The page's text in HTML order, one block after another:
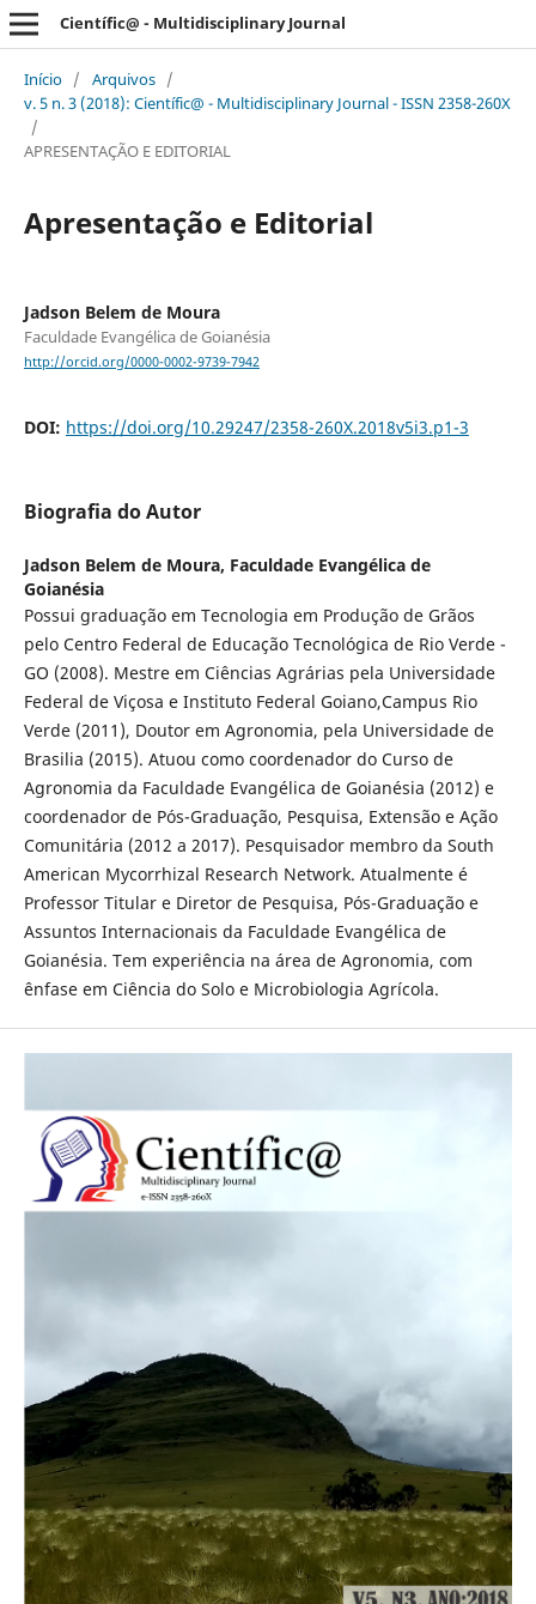
Científic@ - Multidisciplinary Journal
Início / Arquivos /
v. 5 n. 3 (2018): Científic@ - Multidisciplinary Journal - ISSN 2358-260X
/
APRESENTAÇÃO E EDITORIAL
Apresentação e Editorial
Jadson Belem de Moura
Faculdade Evangélica de Goianésia
http://orcid.org/0000-0002-9739-7942
DOI: https://doi.org/10.29247/2358-260X.2018v5i3.p1-3
Biografia do Autor
Jadson Belem de Moura, Faculdade Evangélica de
Goianésia
Possui graduação em Tecnologia em Produção de Grãos
pelo Centro Federal de Educação Tecnológica de Rio Verde -
GO (2008). Mestre em Ciências Agrárias pela Universidade
Federal de Viçosa e Instituto Federal Goiano,Campus Rio
Verde (2011), Doutor em Agronomia, pela Universidade de
Brasilia (2015). Atuou como coordenador do Curso de
Agronomia da Faculdade Evangélica de Goianésia (2012) e
coordenador de Pós-Graduação, Pesquisa, Extensão e Ação
Comunitária (2012 a 2017). Pesquisador membro da South
American Mycorrhizal Research Network. Atualmente é
Professor Titular e Diretor de Pesquisa, Pós-Graduação e
Assuntos Internacionais da Faculdade Evangélica de
Goianésia. Tem experiência na área de Agronomia, com
ênfase em Ciência do Solo e Microbiologia Agrícola.